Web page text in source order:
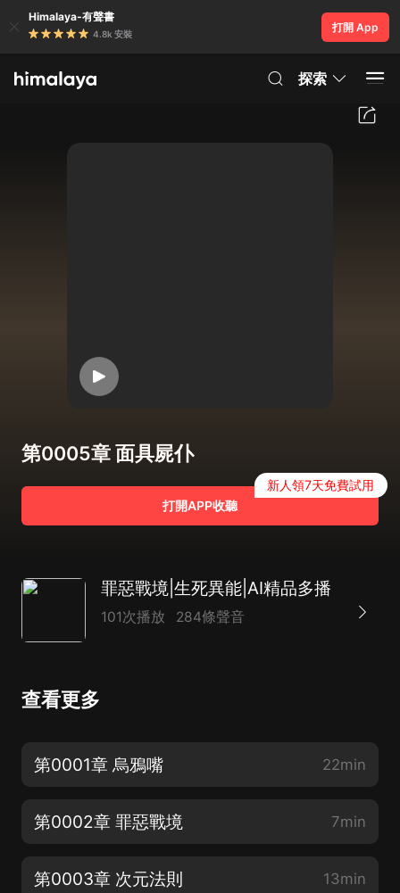
Himalaya-有聲書
4.8k 安裝
打開 App
探索
第0005章 面具屍仆
打開APP收聽
新人領7天免費試用
罪惡戰境|生死異能|AI精品多播
101次播放 284條聲音
查看更多
第0001章 烏鴉嘴 22min
第0002章 罪惡戰境 7min
第0003章 次元法則 13min